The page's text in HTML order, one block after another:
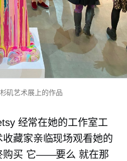
矶艺术展上的作品
经常在她的工作室工
藏家亲临现场观看她的
购买 它——要么 就在那